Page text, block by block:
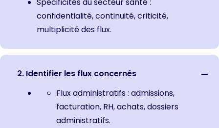
Spécificités du secteur santé :
confidentialité, continuité, criticité,
multiplicité des flux.
2. Identifier les flux concernés
Flux administratifs : admissions,
facturation, RH, achats, dossiers
administratifs.